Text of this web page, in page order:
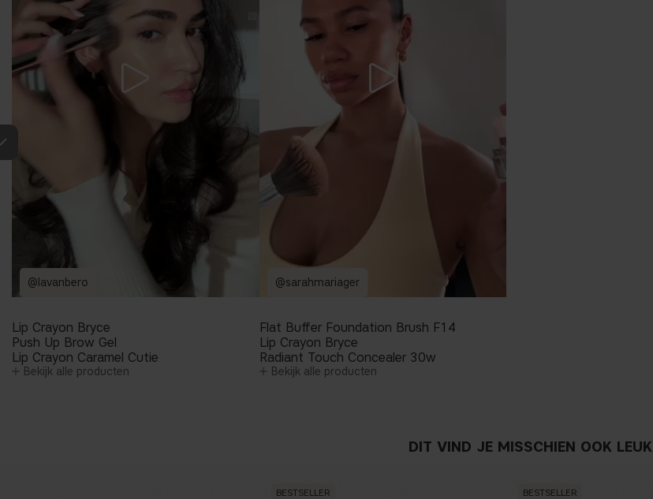
@lavanbero
Lip Crayon Bryce
Push Up Brow Gel
Lip Crayon Caramel Cutie
Bekijk alle producten
@sarahmariager
Flat Buffer Foundation Brush F14
Lip Crayon Bryce
Radiant Touch Concealer 30w
Bekijk alle producten
DIT VIND JE MISSCHIEN OOK LEUK
BESTSELLER BESTSELLER